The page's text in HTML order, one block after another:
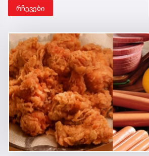
რჩევები